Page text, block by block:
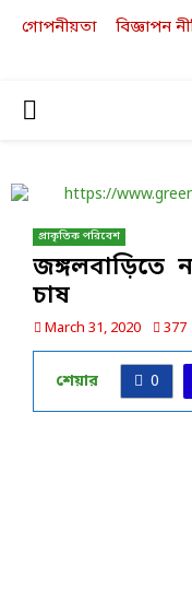
গোপনীয়তা বিজ্ঞাপন
PRIMARY
প্রাকৃতিক পরিবেশ
জঙ্গলবাড়িতে
চাষ
March 31, 2020 377
শেয়ার 0